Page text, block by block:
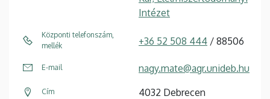
Intézet
Központi telefonszám,
mellék
+36 52 508 444 / 88506
E-mail nagy.mate@agr.unideb.hu
Cím
4032 Debrecen